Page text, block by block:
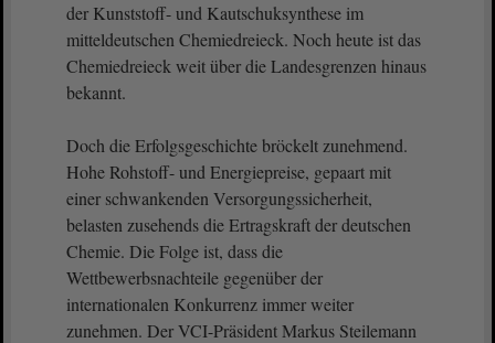
der Kunststoff- und Kautschuksynthese im
mitteldeutschen Chemiedreieck. Noch heute ist das
Chemiedreieck weit über die Landesgrenzen hinaus
bekannt.
Doch die Erfolgsgeschichte bröckelt zunehmend.
Hohe Rohstoff- und Energiepreise, gepaart mit
einer schwankenden Versorgungssicherheit,
belasten zusehends die Ertragskraft der deutschen
Chemie. Die Folge ist, dass die
Wettbewerbsnachteile gegenüber der
internationalen Konkurrenz immer weiter
zunehmen. Der VCI-Präsident Markus Steilemann